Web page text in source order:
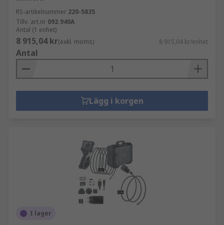
RS-artikelnummer 220-5835
Tillv. art.nr 092.940A
Antal (1 enhet)
8 915,04 kr(exkl. moms) 8 915,04 kr/enhet
Antal
Lägg i korgen
I lager